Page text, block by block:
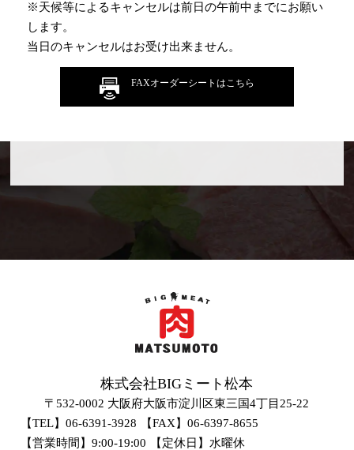
※天候等によるキャンセルは前日の午前中までにお願い
します。
当日のキャンセルはお受け出来ません。
FAXオーダーシートはこちら
株式会社BIGミート松本
〒532-0002 大阪府大阪市淀川区東三国4丁目25-22
【TEL】06-6391-3928
【FAX】06-6397-8655
【営業時間】9:00-19:00
【定休日】水曜休